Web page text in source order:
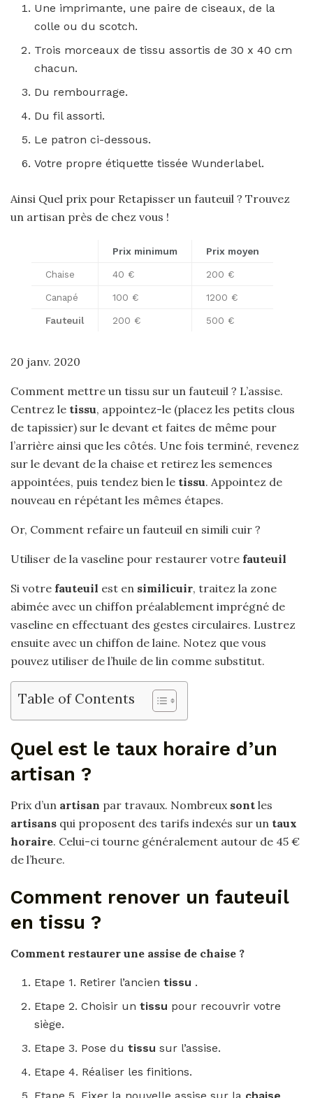
Une imprimante, une paire de ciseaux, de la
colle ou du scotch.
Trois morceaux de tissu assortis de 30 x 40 cm
chacun.
Du rembourrage.
Du fil assorti.
Le patron ci-dessous.
Votre propre étiquette tissée Wunderlabel.
Ainsi Quel prix pour Retapisser un fauteuil ? Trouvez
un artisan près de chez vous !
Prix minimum Prix moyen
Chaise 40 € 200 €
Canapé 100 € 1200 €
Fauteuil 200 € 500 €
20 janv. 2020
Comment mettre un tissu sur un fauteuil ? L’assise.
Centrez le tissu, appointez-le (placez les petits clous
de tapissier) sur le devant et faites de même pour
l’arrière ainsi que les côtés. Une fois terminé, revenez
sur le devant de la chaise et retirez les semences
appointées, puis tendez bien le tissu. Appointez de
nouveau en répétant les mêmes étapes.
Or, Comment refaire un fauteuil en simili cuir ?
Utiliser de la vaseline pour restaurer votre fauteuil
Si votre fauteuil est en similicuir, traitez la zone
abimée avec un chiffon préalablement imprégné de
vaseline en effectuant des gestes circulaires. Lustrez
ensuite avec un chiffon de laine. Notez que vous
pouvez utiliser de l’huile de lin comme substitut.
Table of Contents
Quel est le taux horaire d’un
artisan ?
Prix d’un artisan par travaux. Nombreux sont les
artisans qui proposent des tarifs indexés sur un taux
horaire. Celui-ci tourne généralement autour de 45 €
de l’heure.
Comment renover un fauteuil
en tissu ?
Comment restaurer une assise de chaise ?
Etape 1. Retirer l’ancientissu .
Etape 2. Choisir untissu pour recouvrir votre
siège.
Etape 3. Pose dutissusur l’assise.
Etape 4. Réaliser les finitions.